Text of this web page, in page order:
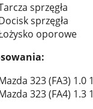
sprzęgła
sprzęgła
oporowe
323 (FA3) 1.0
323 (FA4) 1.3